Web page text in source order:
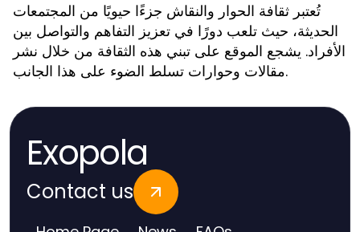
تُعتبر ثقافة الحوار والنقاش جزءًا حيويًا من المجتمعات
الحديثة، حيث تلعب دورًا في تعزيز التفاهم والتواصل بين
الأفراد. يشجع الموقع على تبني هذه الثقافة من خلال نشر
مقالات وحوارات تسلط الضوء على هذا الجانب.
Exopola
Contact us